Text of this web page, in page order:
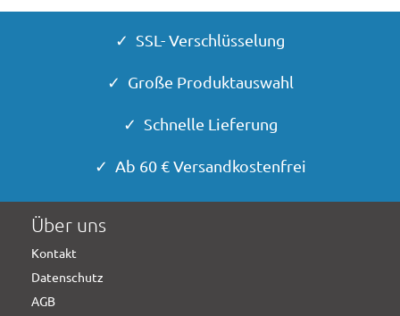
✓ SSL- Verschlüsselung
✓ Große Produktauswahl
✓ Schnelle Lieferung
✓ Ab 60 € Versandkostenfrei
Über uns
Kontakt
Datenschutz
AGB